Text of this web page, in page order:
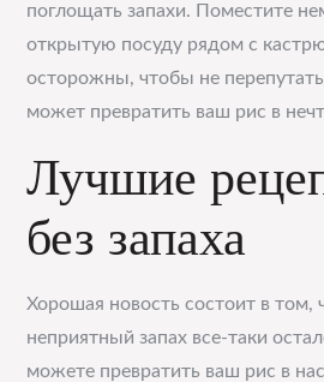
поглощать запахи. Поместите
открытую посуду рядом с
осторожны, чтобы не
может превратить ваш рис в
Лучшие
без запаха
Хорошая новость состоит в том,
неприятный запах все-таки
можете превратить ваш рис в